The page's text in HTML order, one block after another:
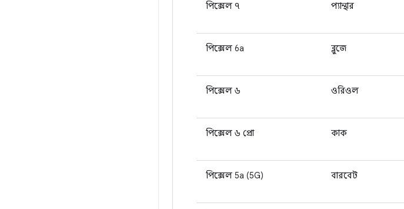
পিক্সেল ৭ প্যান্থার
পিক্সেল 6a ব্লুজে
পিক্সেল ৬ ওরিওল
পিক্সেল ৬ প্রো কাক
পিক্সেল 5a (5G) বারবেট